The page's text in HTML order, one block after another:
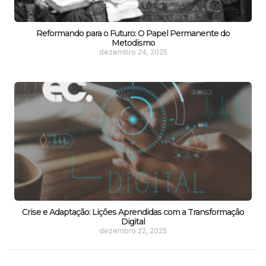
Reformando para o Futuro: O Papel Permanente do
Metodismo
dezembro 24, 2025
Crise e Adaptação: Lições Aprendidas com a Transformação
Digital
dezembro 22, 2025